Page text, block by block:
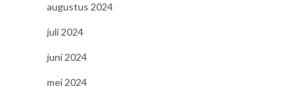
augustus 2024
juli 2024
juni 2024
mei 2024